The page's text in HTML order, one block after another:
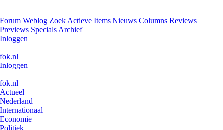
Forum Weblog Zoek Actieve Items Nieuws Columns Reviews
Previews Specials Archief
Inloggen
fok.nl
Inloggen
fok.nl
Actueel
Nederland
Internationaal
Economie
Politiek